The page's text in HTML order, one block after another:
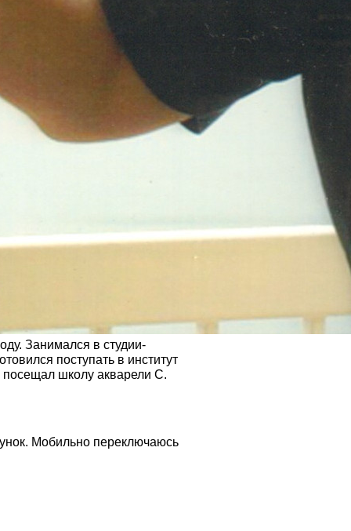
Занимался в студии-
поступать в институт
посещал школу акварели С.
Мобильно переключаюсь